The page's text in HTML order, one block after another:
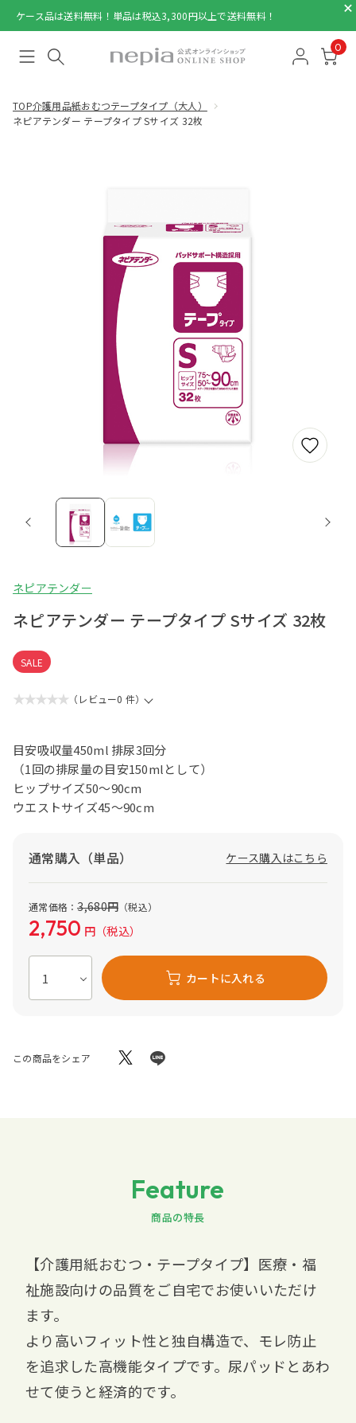
ケース品は送料無料！単品は税込3,300円以上で送料無料！
0
TOP介護用品紙おむつテープタイプ（大人）
ネピアテンダー テープタイプ Sサイズ 32枚
ネピアテンダー
ネピアテンダー テープタイプ Sサイズ 32枚
SALE
★★★★★ （レビュー0 件）
目安吸収量450ml 排尿3回分
（1回の排尿量の目安150mlとして）
ヒップサイズ50～90cm
ウエストサイズ45～90cm
通常購入（単品） ケース購入はこちら
通常価格：3,680円 （税込）
2,750 円（税込）
カートに入れる
この商品をシェア
Feature
商品の特長
【介護用紙おむつ・テープタイプ】医療・福
祉施設向けの品質をご自宅でお使いいただけ
ます。
より高いフィット性と独自構造で、モレ防止
を追求した高機能タイプです。尿パッドとあわ
せて使うと経済的です。